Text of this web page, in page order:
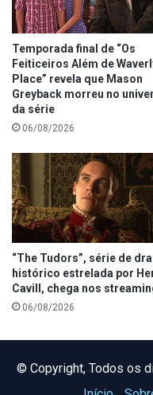
Temporada final de “Os
Feiticeiros Além de
Place” revela que Mason
Greyback morreu no
da série
06/08/2026
“The Tudors”, série de
histórico estrelada por
Cavill, chega nos
06/08/2026
©️ Copyright, Todos os